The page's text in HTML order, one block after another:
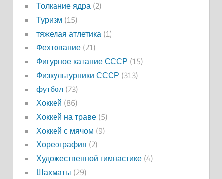
Толкание ядра (2)
Туризм (15)
тяжелая атлетика (1)
Фехтование(21)
Фигурное катание СССР (15)
Физкультурники СССР (313)
футбол(73)
Хоккей (86)
Хоккей на траве(5)
Хоккей с мячом (9)
Хореография (2)
Художественной гимнастике(4)
Шахматы (29)